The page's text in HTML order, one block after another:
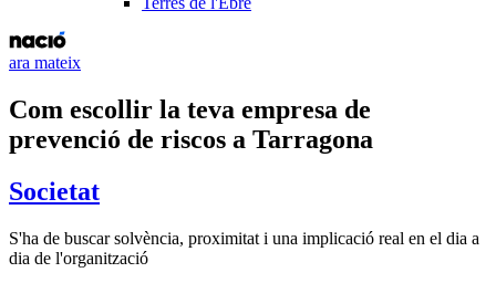
ara mateix
Com escollir la teva empresa de
prevenció de riscos a Tarragona
Societat
S'ha de buscar solvència, proximitat i una implicació real en el dia a
dia de l'organització